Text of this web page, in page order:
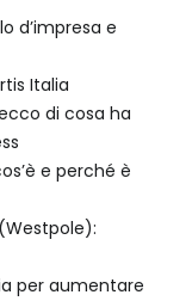
d’impresa e
Italia
di cosa ha
e perché è
per aumentare